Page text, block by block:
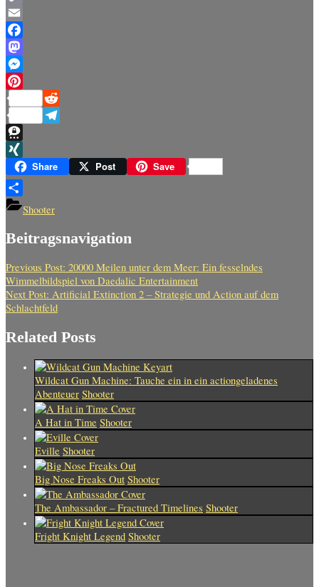
Copy
Link
Email
Facebook
Mastodon
Messenger
Pinterest
Reddit
Telegram
Threema
XINGShare Post Save
TeilenShooter
Beitragsnavigation
Previous Post: 20000 Meilen unter dem Meer: Ein fesselndes
Wimmelbildspiel von Daedalic Entertainment
Next Post: Artificial Extinction 2 – Strategie und Action auf dem
Schlachtfeld
Related Posts
Wildcat Gun Machine: Tauche ein in ein actiongeladenes
Abenteuer Shooter
A Hat in Time Shooter
Eville Shooter
Big Nose Freaks Out Shooter
The Ambassador – Fractured Timelines Shooter
Fright Knight Legend Shooter